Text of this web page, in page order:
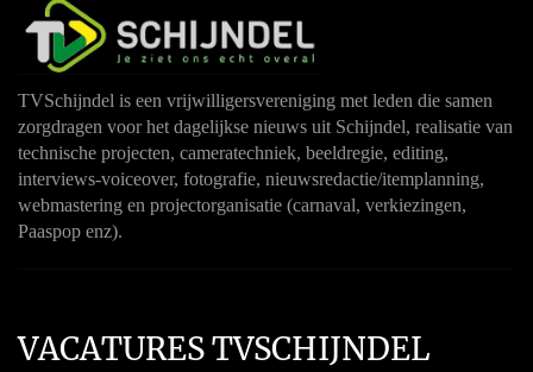
TVSchijndel is een vrijwilligersvereniging met leden die samen
zorgdragen voor het dagelijkse nieuws uit Schijndel, realisatie van
technische projecten, cameratechniek, beeldregie, editing,
interviews-voiceover, fotografie, nieuwsredactie/itemplanning,
webmastering en projectorganisatie (carnaval, verkiezingen,
Paaspop enz).
VACATURES TVSCHIJNDEL